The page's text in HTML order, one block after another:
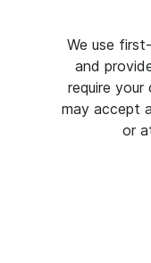
på aftalen, skal du
digitalt
We use
and
require
may accept
or